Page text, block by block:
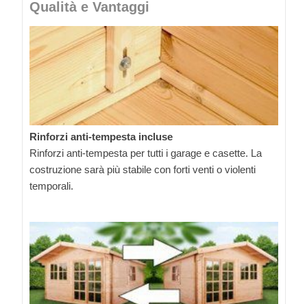
Qualità e Vantaggi
Rinforzi anti-tempesta incluse
Rinforzi anti-tempesta per tutti i garage e casette. La
costruzione sarà più stabile con forti venti o violenti
temporali.